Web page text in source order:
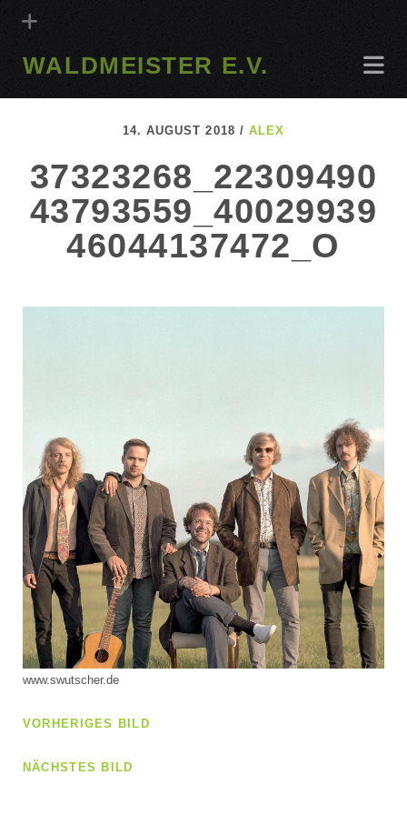
WALDMEISTER E.V.
14. AUGUST 2018 / ALEX
37323268_22309490
43793559_40029939
46044137472_O
www.swutscher.de
VORHERIGES BILD
NÄCHSTES BILD